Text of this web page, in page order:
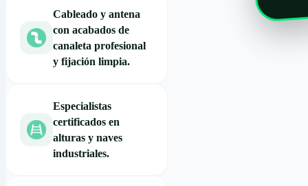
Cableado y antena
con acabados de
canaleta profesional
y fijación limpia.
Especialistas
certificados en
alturas y naves
industriales.